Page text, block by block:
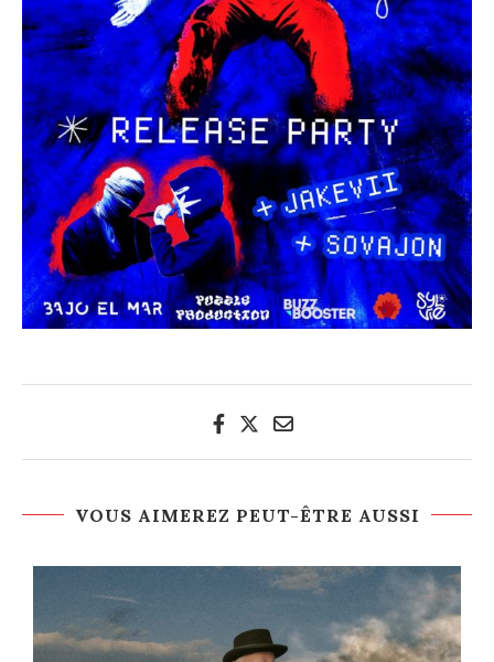
VOUS AIMEREZ PEUT-ÊTRE AUSSI